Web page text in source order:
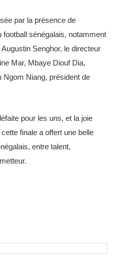
par la présence de
football sénégalais, notamment
Senghor, le directeur
Mar, Mbaye Diouf Dia,
Ngom Niang, président de
pour les uns, et la joie
finale a offert une belle
entre talent,